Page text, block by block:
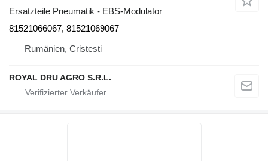
Ersatzteile Pneumatik - EBS-Modulator
81521066067, 81521069067
Rumänien, Cristesti
ROYAL DRU AGRO S.R.L.